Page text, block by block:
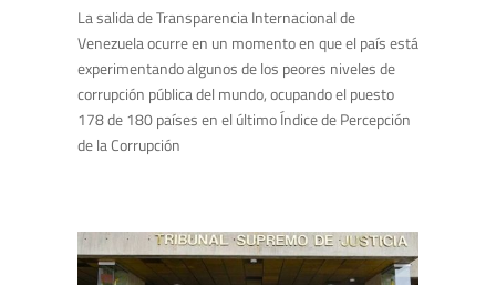
La salida de Transparencia Internacional de
Venezuela ocurre en un momento en que el país está
experimentando algunos de los peores niveles de
corrupción pública del mundo, ocupando el puesto
178 de 180 países en el último Índice de Percepción
de la Corrupción